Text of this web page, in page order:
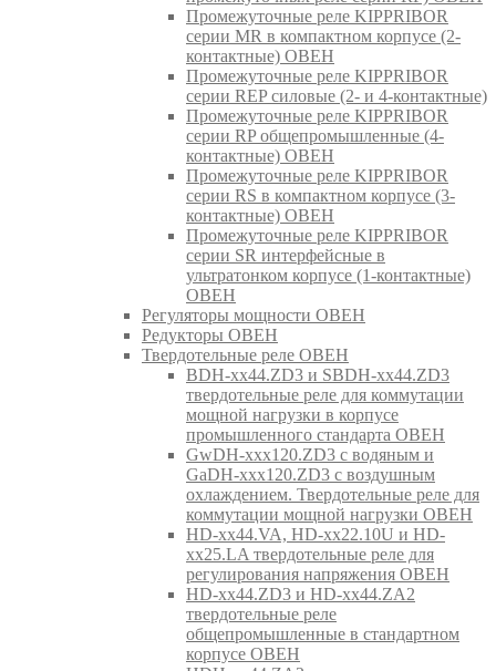
Промежуточные реле KIPPRIBOR
серии MR в компактном корпусе (2-
контактные) ОВЕН
Промежуточные реле KIPPRIBOR
серии REP силовые (2- и 4-контактные)
Промежуточные реле KIPPRIBOR
серии RP общепромышленные (4-
контактные) ОВЕН
Промежуточные реле KIPPRIBOR
серии RS в компактном корпусе (3-
контактные) ОВЕН
Промежуточные реле KIPPRIBOR
серии SR интерфейсные в
ультратонком корпусе (1-контактные)
ОВЕН
Регуляторы мощности ОВЕН
Редукторы ОВЕН
Твердотельные реле ОВЕН
BDH-xx44.ZD3 и SBDH-xx44.ZD3
твердотельные реле для коммутации
мощной нагрузки в корпусе
промышленного стандарта ОВЕН
GwDH-xxx120.ZD3 с водяным и
GaDH-xxx120.ZD3 с воздушным
охлаждением. Твердотельные реле для
коммутации мощной нагрузки ОВЕН
HD-xx44.VA, HD-xx22.10U и HD-
xx25.LA твердотельные реле для
регулирования напряжения ОВЕН
HD-xx44.ZD3 и HD-xx44.ZA2
твердотельные реле
общепромышленные в стандартном
корпусе ОВЕН